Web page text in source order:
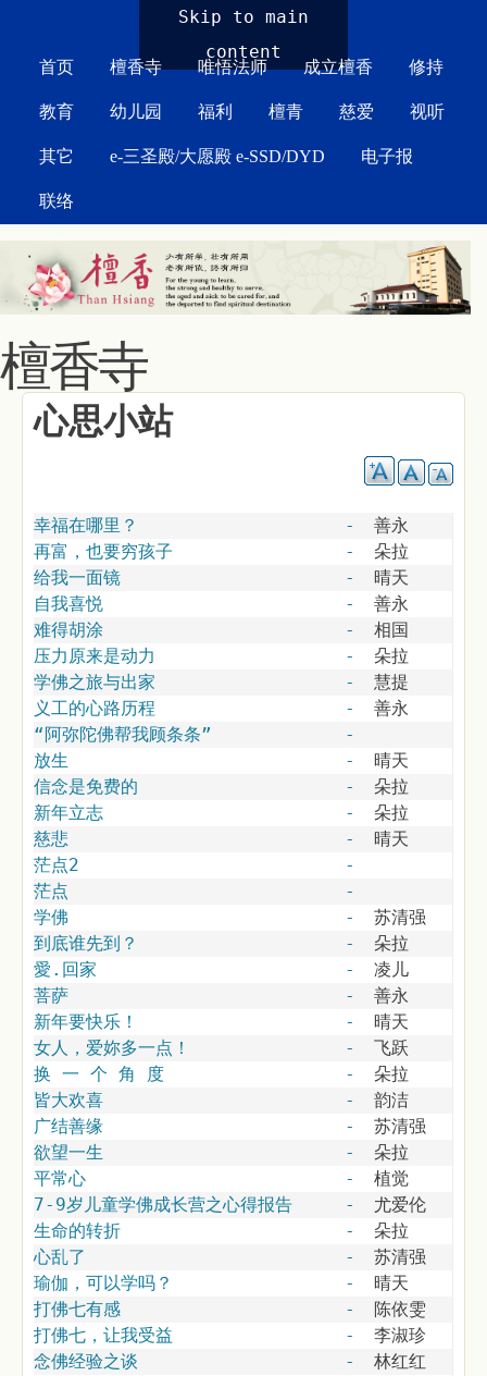
Skip to main
content
首页 檀香寺 唯悟法师 成立檀香 修持
教育 幼儿园 福利 檀青 慈爱 视听
其它 e-三圣殿/大愿殿 e-SSD/DYD 电子报
联络
檀香寺
心思小站
幸福在哪里？ -
善永
再富，也要穷孩子
-
朵拉
给我一面镜
-
晴天
自我喜悦
-
善永
难得胡涂
-
相国
压力原来是动力
-
朵拉
学佛之旅与出家
-
慧提
义工的心路历程
-
善永
“阿弥陀佛帮我顾条条”
-
放生
-
晴天
信念是免费的
-
朵拉
新年立志
-
朵拉
慈悲
-
晴天
茫点2
-
茫点
-
学佛
-
苏清强
到底谁先到？
-
朵拉
愛.回家
-
凌儿
菩萨
-
善永
新年要快乐！
-
晴天
女人，爱妳多一点！
-
飞跃
换 一 个 角 度
-
朵拉
皆大欢喜
-
韵洁
广结善缘
-
苏清强
欲望一生
-
朵拉
平常心
-
植觉
7-9岁儿童学佛成长营之心得报告
-
尤爱伦
生命的转折
-
朵拉
心乱了
-
苏清强
瑜伽，可以学吗？
-
晴天
打佛七有感
-
陈依雯
打佛七，让我受益
-
李淑珍
念佛经验之谈
-
林红红